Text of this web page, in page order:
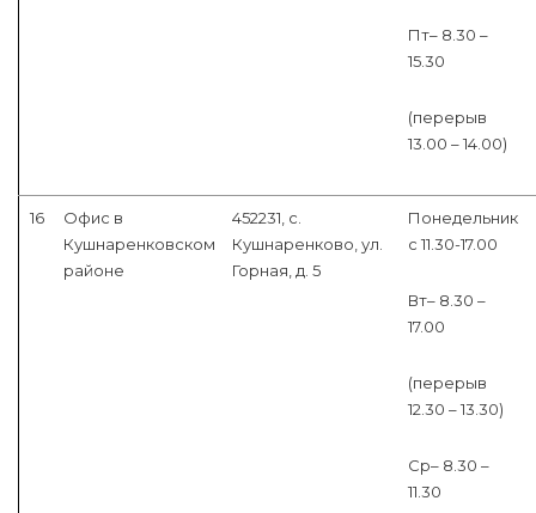
Пт– 8.30 –
15.30
(перерыв
13.00 – 14.00)
16
Офис в
Кушнаренковском
районе
452231, с.
Кушнаренково, ул.
Горная, д. 5
Понедельник
с 11.30-17.00
Вт– 8.30 –
17.00
(перерыв
12.30 – 13.30)
Ср– 8.30 –
11.30